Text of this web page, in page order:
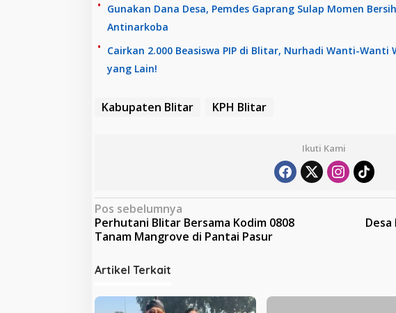
Gunakan Dana Desa, Pemdes Gaprang Sulap Momen
Antinarkoba
Cairkan 2.000 Beasiswa PIP di Blitar, Nurhadi Wanti-Wanti
yang Lain!
Kabupaten Blitar KPH Blitar
Ikuti Kami
N
a
i
Pos sebelumnya
Perhutani Blitar Bersama Kodim 0808
Tanam Mangrove di Pantai Pasur
Desa
Artikel Terkait